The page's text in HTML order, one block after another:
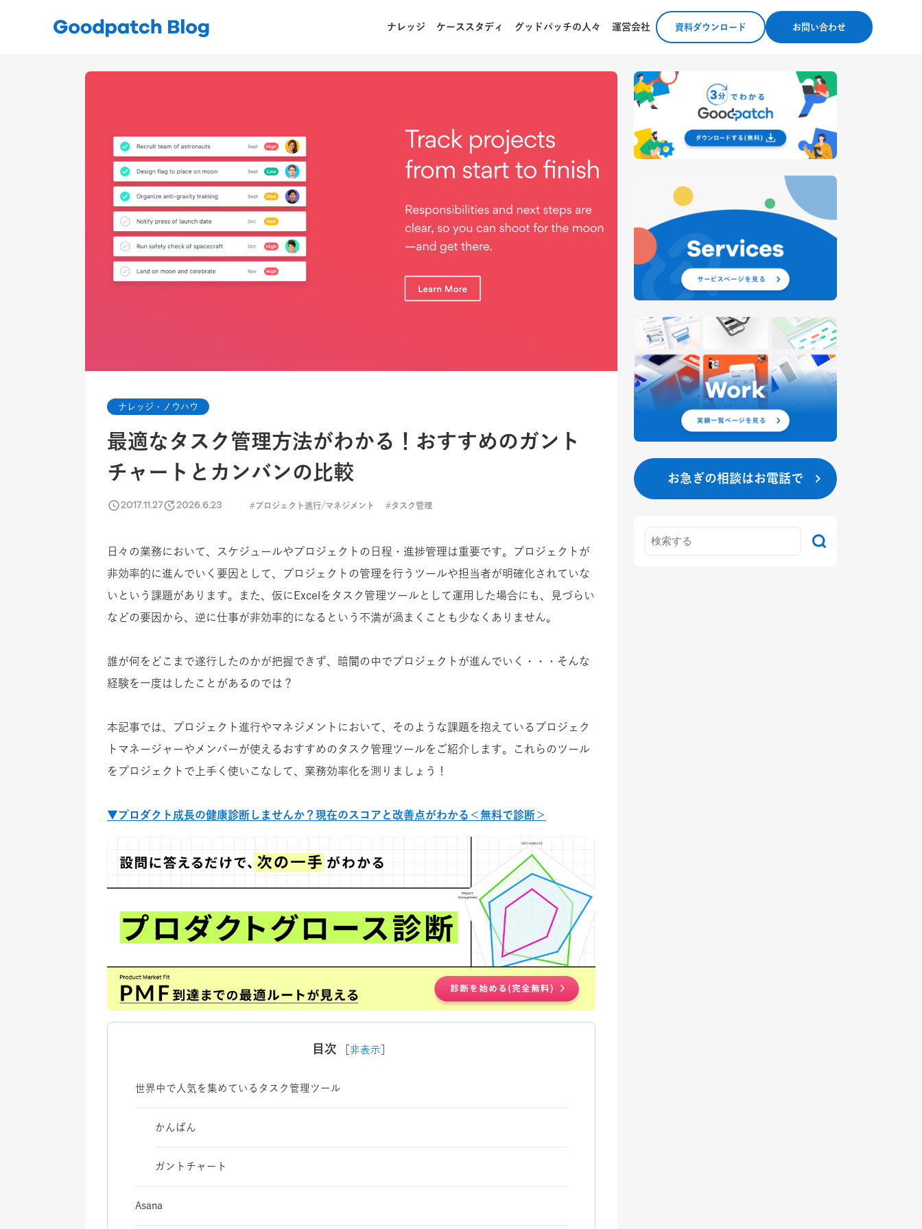
ナレッジ ケーススタディ グッドパッチの人々 運営会社 資料ダウンロード お問い合わせ
ナレッジ・ノウハウ
最適なタスク管理方法がわかる！おすすめのガント
チャートとカンバンの比較
2017.11.27 2026.6.23 プロジェクト進行/マネジメント タスク管理
日々の業務において、スケジュールやプロジェクトの日程・進捗管理は重要です。プロジェクトが
非効率的に進んでいく要因として、プロジェクトの管理を行うツールや担当者が明確化されていな
いという課題があります。また、仮にExcelをタスク管理ツールとして運用した場合にも、見づらい
などの要因から、逆に仕事が非効率的になるという不満が渦まくことも少なくありません。
誰が何をどこまで遂行したのかが把握できず、暗闇の中でプロジェクトが進んでいく・・・そんな
経験を一度はしたことがあるのでは？
本記事では、プロジェクト進行やマネジメントにおいて、そのような課題を抱えているプロジェク
トマネージャーやメンバーが使えるおすすめのタスク管理ツールをご紹介します。これらのツール
をプロジェクトで上手く使いこなして、業務効率化を測りましょう！
▼プロダクト成長の健康診断しませんか？現在のスコアと改善点がわかる＜無料で診断＞
目次 非表示
世界中で人気を集めているタスク管理ツール
かんばん
ガントチャート
Asana
お急ぎの相談はお電話で